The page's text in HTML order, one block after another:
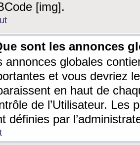
[img].
sont les annonces
annonces globales
et vous devriez
en haut de
de l’Utilisateur. Les
définies par